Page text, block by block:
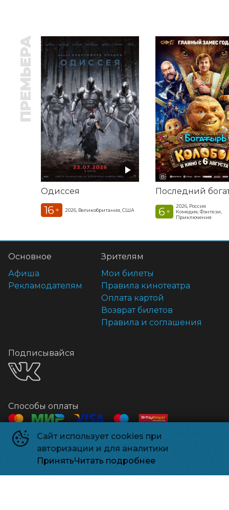
ПРЕМЬЕРА
Одиссея
16 + 2026, Великобритания, США 6 +
2026, Россия
Комедия, Фэнтези,
Приключения
Сайт использует cookies при
авторизации и для аналитики
ПринятьЧитать подробнее
Основное
Афиша
Рекламодателям
Зрителям
Мои билеты
Правила кинотеатра
Оплата картой
Возврат билетов
Правила и соглашения
Подписывайся
Способы оплаты
Контакты
+7 918 541-18-18